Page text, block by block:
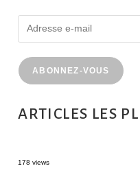
ABONNEZ-VOUS
ARTICLES LES
178 views